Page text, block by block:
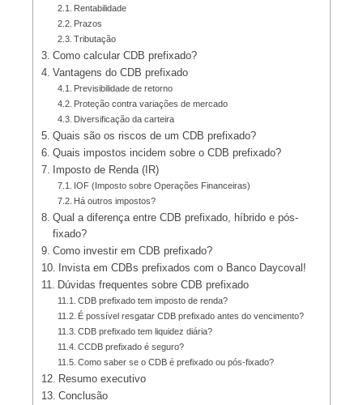
Rentabilidade
Prazos
Tributação
Como calcular CDB prefixado?
Vantagens do CDB prefixado
Previsibilidade de retorno
Proteção contra variações de mercado
Diversificação da carteira
Quais são os riscos de um CDB prefixado?
Quais impostos incidem sobre o CDB prefixado?
Imposto de Renda (IR)
IOF (Imposto sobre Operações Financeiras)
Há outros impostos?
Qual a diferença entre CDB prefixado, híbrido e pós-
fixado?
Como investir em CDB prefixado?
Invista em CDBs prefixados com o Banco Daycoval!
Dúvidas frequentes sobre CDB prefixado
CDB prefixado tem imposto de renda?
É possível resgatar CDB prefixado antes do vencimento?
CDB prefixado tem liquidez diária?
CCDB prefixado é seguro?
Como saber se o CDB é prefixado ou pós-fixado?
Resumo executivo
Conclusão